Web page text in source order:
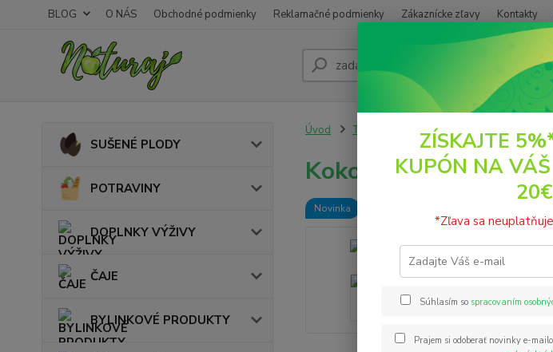
BLOG O NÁS Obchodné podmienky Reklamačné podmienky Zákaznícke zľavy Kontakty
SUŠENÉ PLODY
POTRAVINY
DOPLNKY VÝŽIVY
ČAJE
BYLINKOVÉ PRODUKTY
Úvod TIGERNUT Kokosový krém Bez
Kokosový krém Bez
Novinka
ZÍSKAJTE
KUPÓN NA
*Zľava sa
Súhlasím so spracovaním
Prajem si odoberať novinky e-